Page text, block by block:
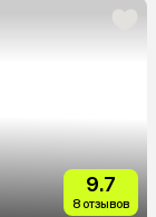
9.7
8 отзывов